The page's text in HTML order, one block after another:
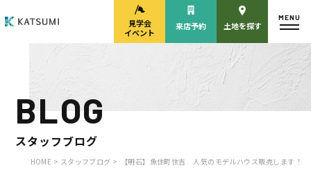
モデルハウス
来場予約
見学会・
見学会
イベント
来店予約 土地を探す
MENU
BLOG
スタッフブログ
HOME > スタッフブログ > 【明石】魚住町住吉 人気のモデルハウス販売します！